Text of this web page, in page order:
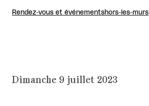
Rendez-vous et événementshors-les-murs
Dimanche 9 juillet 2023